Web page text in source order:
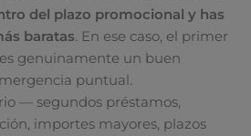
del plazo promocional y has
baratas. En ese caso, el primer
genuinamente un buen
puntual.
— segundos préstamos,
importes mayores, plazos